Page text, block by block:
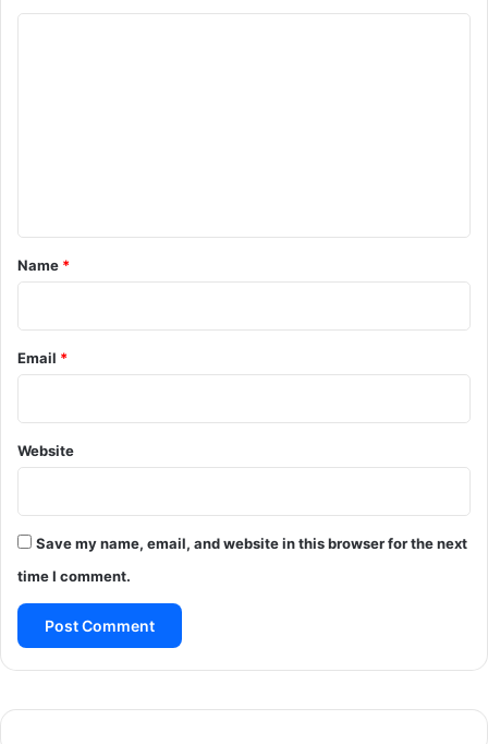
*
Name *
Email *
Website
Save my name, email, and website in this browser for the next
time I comment.